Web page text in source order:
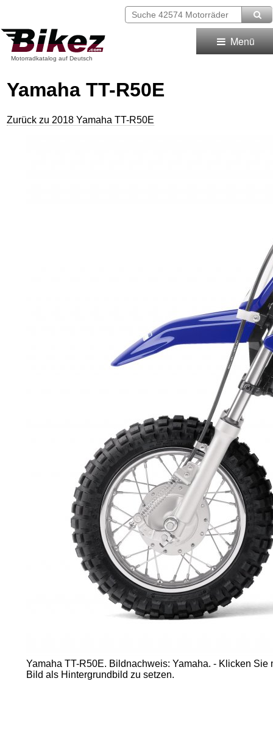
Motorradkatalog auf Deutsch
Menü
Yamaha TT-R50E
Zurück zu 2018 Yamaha TT-R50E
Yamaha TT-R50E. Bildnachweis: Yamaha. - Klicken Sie
Bild als Hintergrundbild zu setzen.